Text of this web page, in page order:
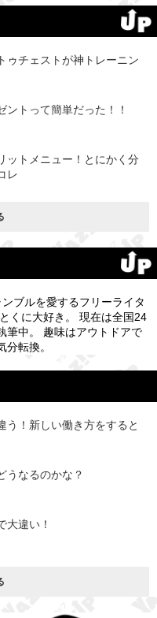
ゥチェストが神トレーニン
トって簡単だった！！
ットメニュー！とにかく分
レ
ブルを愛するフリーライタ
くに大好き。 現在は全国24
筆中。 趣味はアウトドアで
転換。
う！新しい働き方をすると
うなるのかな？
大違い！